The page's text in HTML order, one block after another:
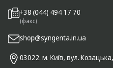
+38 (044) 494 17 70
(факс)
shop@syngenta.in.ua
03022. м. Київ, вул.